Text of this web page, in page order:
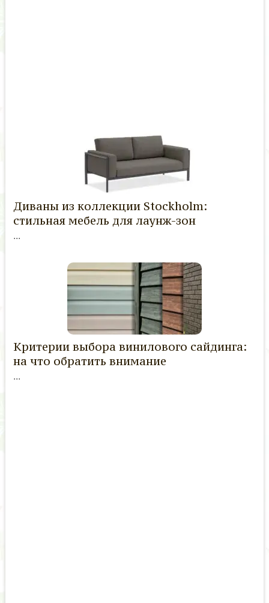
Диваны из коллекции Stockholm:
стильная мебель для лаунж-зон
...
Критерии выбора винилового сайдинга:
на что обратить внимание
...